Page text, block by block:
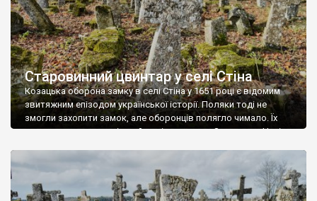
Старовинний цвинтар у селі Стіна
Козацька оборона замку в селі Стіна у 1651 році є відомим
звитяжним епізодом української історії. Поляки тоді не
змогли захопити замок, але оборонців полягло чимало. Їх
поховали на цвинтарі, який тоді називався Замковим. Нині на
ньому чимало хрестів 19 століття, є такі, де епітафії стер […]